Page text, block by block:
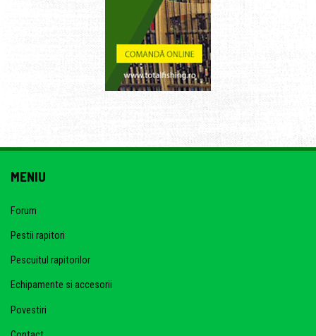
MENIU
Forum
Pestii rapitori
Pescuitul rapitorilor
Echipamente si accesorii
Povestiri